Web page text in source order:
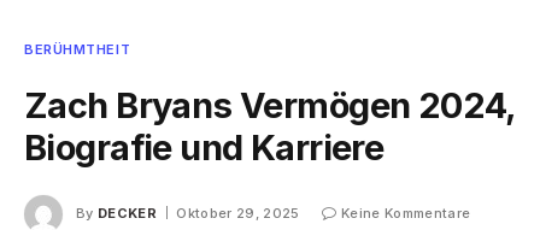
BERÜHMTHEIT
Zach Bryans Vermögen 2024,
Biografie und Karriere
By DECKER Oktober 29, 2025
Keine Kommentare